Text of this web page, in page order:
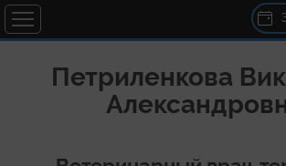
Петриленкова